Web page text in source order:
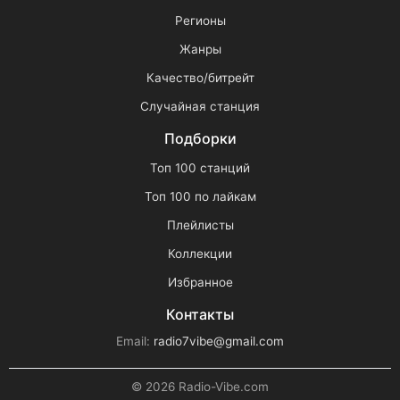
Регионы
Жанры
Качество/битрейт
Случайная станция
Подборки
Топ 100 станций
Топ 100 по лайкам
Плейлисты
Коллекции
Избранное
Контакты
Email: radio7vibe@gmail.com
© 2026 Radio-Vibe.com